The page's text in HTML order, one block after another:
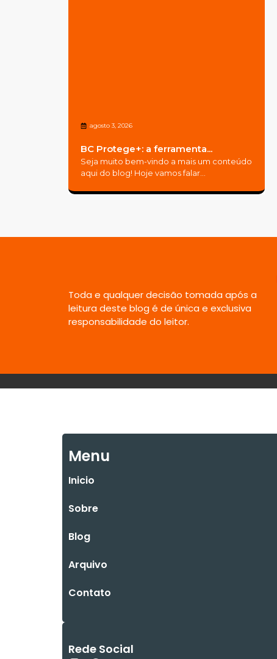
agosto 3, 2026
BC Protege+: a ferramenta...
Seja muito bem-vindo a mais um conteúdo
aqui do blog! Hoje vamos falar...
Toda e qualquer decisão tomada após a
leitura deste blog é de única e exclusiva
responsabilidade do leitor.
Menu
Inicio
Sobre
Blog
Arquivo
Contato
Rede Social